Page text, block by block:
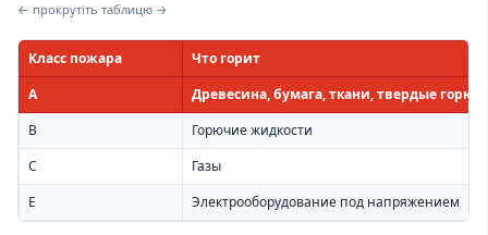
← прокрутіть таблицю →
Класс пожара
Что горит
A
Древесина, бумага, ткани, твердые
B
Горючие жидкости
C
Газы
E
Электрооборудование под напряжением